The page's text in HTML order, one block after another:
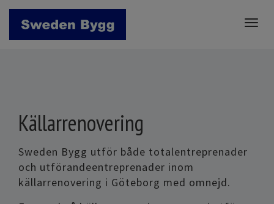
Källarrenovering
Sweden Bygg utför både totalentreprenader
och utförandeentreprenader inom
källarrenovering i Göteborg med omnejd.